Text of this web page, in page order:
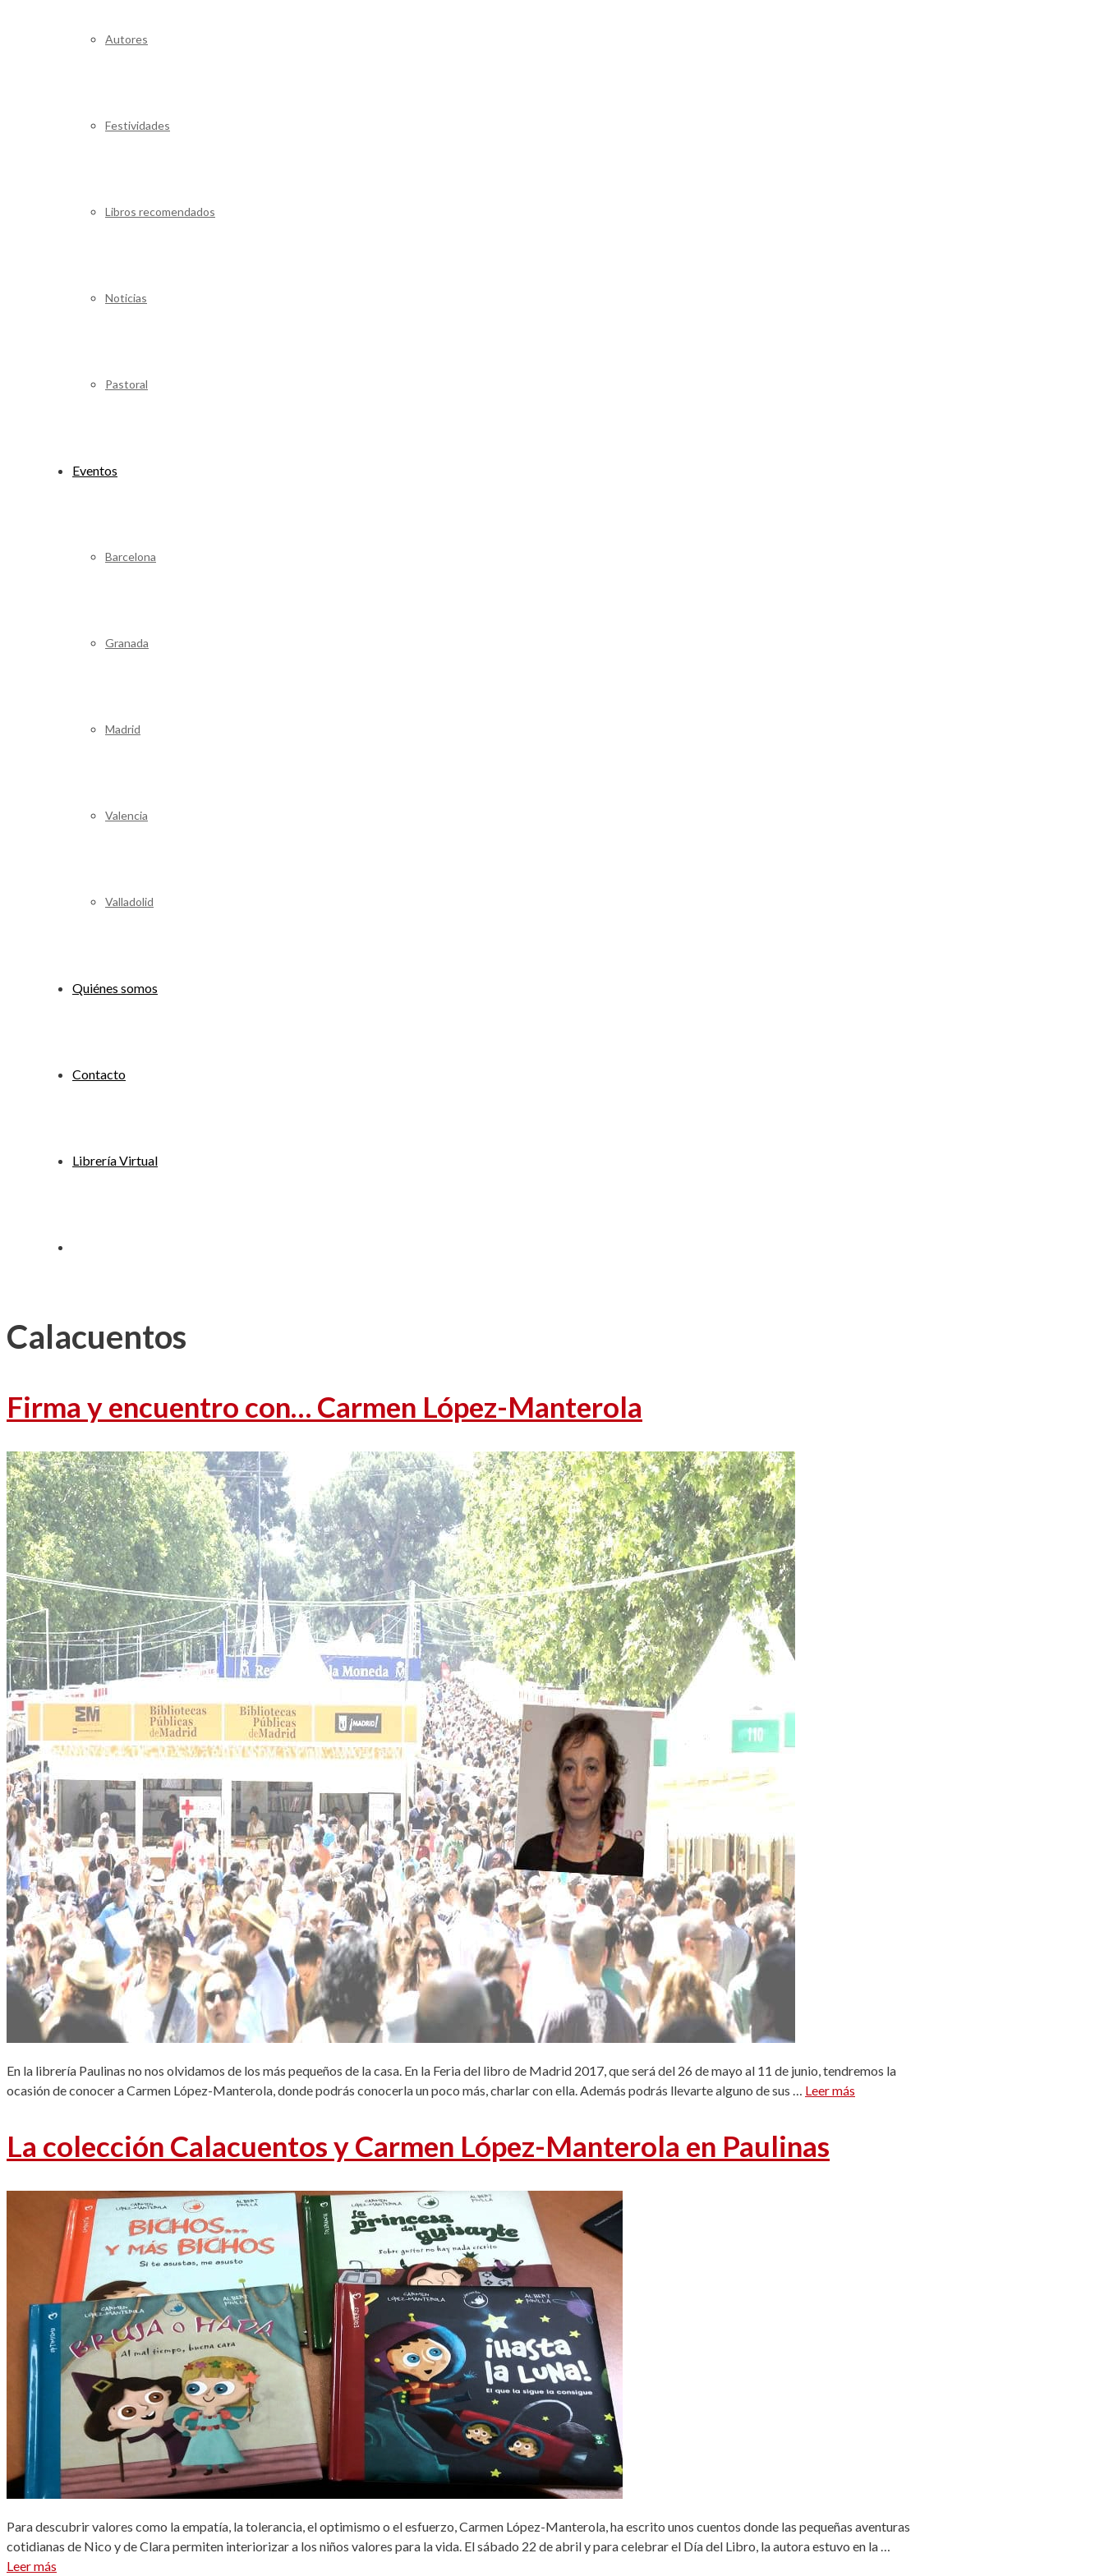
Autores
Festividades
Libros recomendados
Noticias
Pastoral
Eventos
Barcelona
Granada
Madrid
Valencia
Valladolid
Quiénes somos
Contacto
Librería Virtual
Calacuentos
Firma y encuentro con… Carmen López-Manterola
En la librería Paulinas no nos olvidamos de los más pequeños de la casa. En la Feria del libro de Madrid 2017, que será del 26 de mayo al 11 de junio, tendremos la
ocasión de conocer a Carmen López-Manterola, donde podrás conocerla un poco más, charlar con ella. Además podrás llevarte alguno de sus … Leer más
La colección Calacuentos y Carmen López-Manterola en Paulinas
Para descubrir valores como la empatía, la tolerancia, el optimismo o el esfuerzo, Carmen López-Manterola, ha escrito unos cuentos donde las pequeñas aventuras
cotidianas de Nico y de Clara permiten interiorizar a los niños valores para la vida. El sábado 22 de abril y para celebrar el Día del Libro, la autora estuvo en la …
Leer más